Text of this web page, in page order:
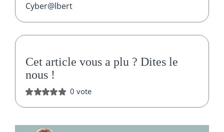
Cyber@lbert
Cet article vous a plu ? Dites le
nous !
0 vote